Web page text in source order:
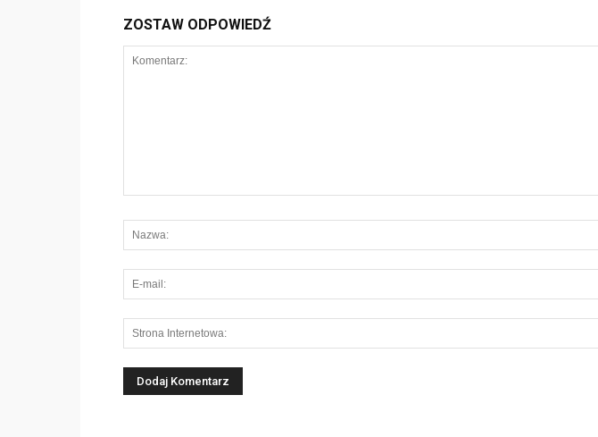
ZOSTAW ODPOWIEDŹ